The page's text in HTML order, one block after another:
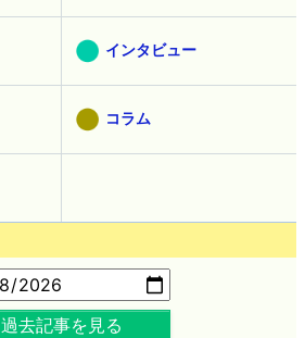
インタビュー
コラム
過去記事を見る